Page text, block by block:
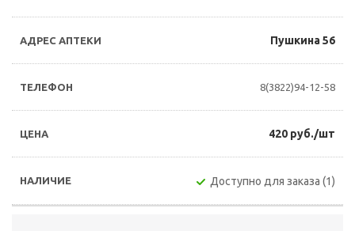
Пушкина 56
8(3822)94-12-58
420 руб./шт
Доступно для заказа (1)